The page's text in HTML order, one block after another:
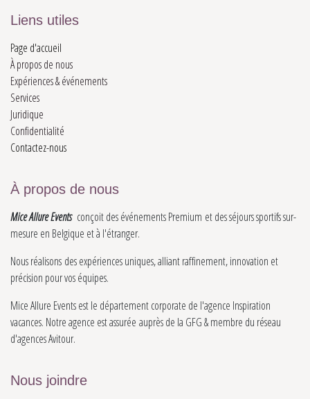
Liens utiles
Page d'accueil
À propos de nous
Expériences & événements
Services
Juridique
Con​fidentialité​
Contactez-nous
À propos de nous
Mice Allure Eventsconçoit des événements Premium et des séjours sportifs sur-
mesure en Belgique et à l'étranger.
Nous réalisons des expériences uniques, alliant raffinement, innovation et
précision pour vos équipes.
Mice Allure Events est le département corporate de l'agence Inspiration
vacances. Notre agence est assurée auprès de la GFG & membre du réseau
d'agences Avitour.
Nous joindre